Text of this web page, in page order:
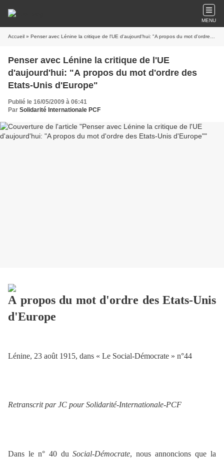
MENU
Accueil » Penser avec Lénine la critique de l'UE d'aujourd'hui: "A propos du mot d'ordre des Etats-Unis d'Europe"
Penser avec Lénine la critique de l'UE
d'aujourd'hui: "A propos du mot d'ordre des
Etats-Unis d'Europe"
Publié le 16/05/2009 à 06:41
Par Solidarité Internationale PCF
A propos du mot d'ordre des Etats-Unis
d'Europe
Lénine, 23 août 1915, dans « Le Social-Démocrate » n°44
Retranscrit par JC pour Solidarité-Internationale-PCF
Dans le n° 40 du Social-Démocrate, nous annoncions que la